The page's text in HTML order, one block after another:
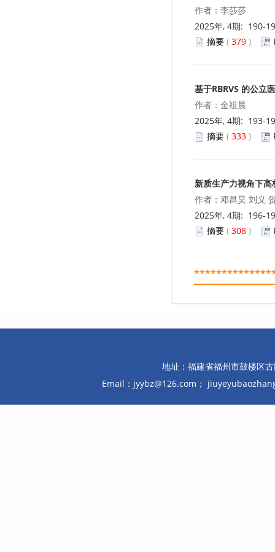
作者：李莎莎
2025年, 4期: 190-
摘要 ( 379 )
基于RBRVS 的公立
作者：金祖晨
2025年, 4期: 193-
摘要 ( 333 )
新质生产力视角下
作者：邓昌昊 刘义
2025年, 4期: 196-
摘要 ( 308 )
地址：福建省福州市鼓楼区
Email：jyybz@126.com；